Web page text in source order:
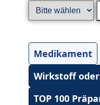
Medikament
Wirkstoff
TOP 100